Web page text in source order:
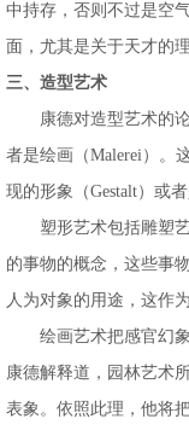
中持存，否则不过是空
面，尤其是关于天才的
三、造型艺术
康德对造型艺术的论
者是绘画（Malerei）。
现的形象（Gestalt）或
塑形艺术包括雕塑艺
的事物的概念，这些事
人为对象的用途，这作
绘画艺术把感官幻象
康德解释道，园林艺术
表象。依照此理，他将